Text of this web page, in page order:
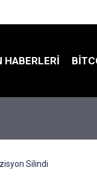
HABERLERI
Silindi